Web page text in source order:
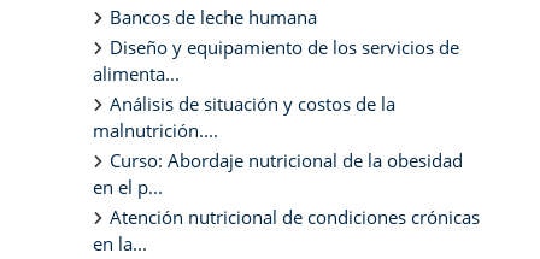
Bancos de leche humana
Diseño y equipamiento de los servicios de
alimenta...
Análisis de situación y costos de la
malnutrición....
Curso: Abordaje nutricional de la obesidad
en el p...
Atención nutricional de condiciones crónicas
en la...